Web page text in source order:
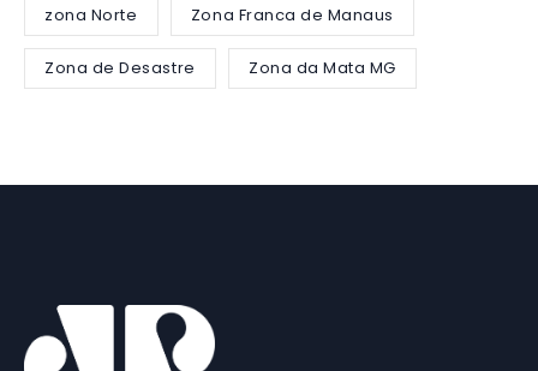
zona Norte Zona Franca de Manaus
Zona de Desastre Zona da Mata MG